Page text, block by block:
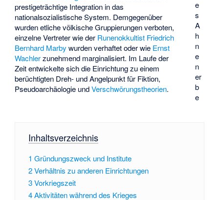
e
s
A
h
n
e
n
er
b
e
prestigeträchtige Integration in das
nationalsozialistische System. Demgegenüber
wurden etliche völkische Gruppierungen verboten,
einzelne Vertreter wie der Runenokkultist Friedrich
Bernhard Marby wurden verhaftet oder wie Ernst
Wachlerzunehmend marginalisiert. Im Laufe der
Zeit entwickelte sich die Einrichtung zu einem
berüchtigten Dreh- und Angelpunkt für Fiktion,
Pseudoarchäologie undVerschwörungstheorien.
Inhaltsverzeichnis
1 Gründungszweck und Institute
2Verhältnis zu anderen Einrichtungen
3Vorkriegszeit
4Aktivitäten während des Krieges